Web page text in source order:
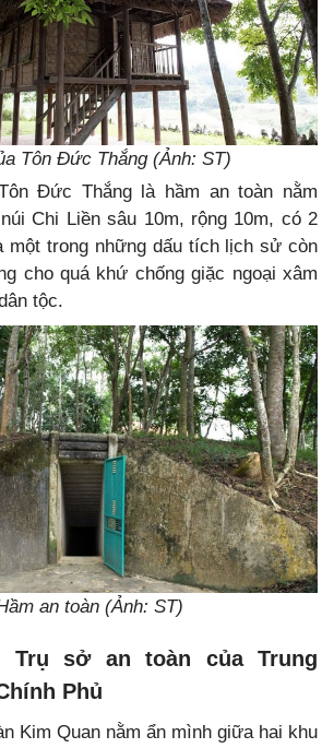
Tôn Đức Thắng (Ảnh: ST)
Đức Thắng là hầm an toàn nằm
Chi Liền sâu 10m, rộng 10m, có 2
một trong những dấu tích lịch sử còn
cho quá khứ chống giặc ngoại xâm
tộc.
an toàn (Ảnh: ST)
Trụ sở an toàn của Trung
Phủ
Kim Quan nằm ẩn mình giữa hai khu